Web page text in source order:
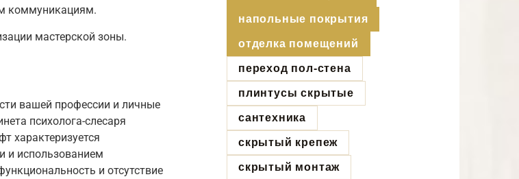
коммуникациям.
мастерской зоны.
вашей профессии и личные
психолога-слесаря
характеризуется
и использованием
и отсутствие
напольные покрытия
отделка помещений
переход пол-стена
плинтусы скрытые
сантехника
скрытый крепеж
скрытый монтаж